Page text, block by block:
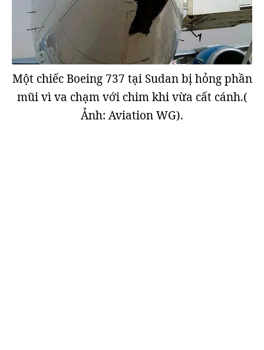
Một chiếc Boeing 737 tại Sudan bị hỏng phần
mũi vì va chạm với chim khi vừa cất cánh.(
Ảnh: Aviation WG).